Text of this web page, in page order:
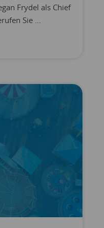
Frydel als Chief
Sie ...